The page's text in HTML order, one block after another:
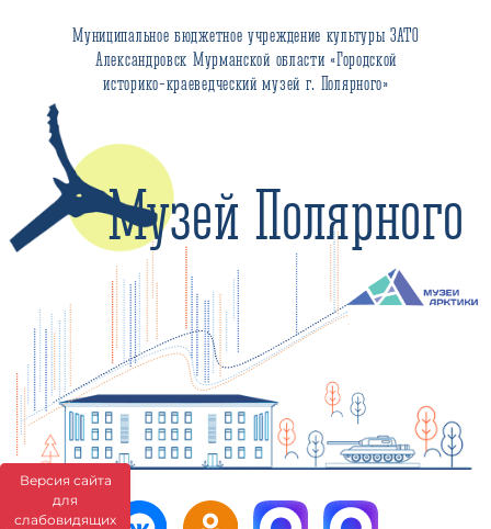
Версия сайта
для
слабовидящих
Муниципальное бюджетное учреждение культуры ЗАТО
Александровск Мурманской области «Городской
историко-краеведческий музей г. Полярного»
Музей Полярного